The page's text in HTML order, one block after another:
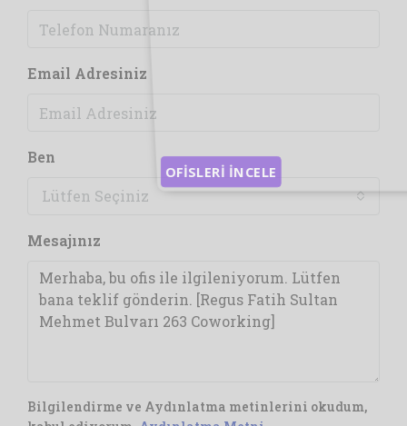
Email Adresiniz
Ben
Lütfen Seçiniz
Mesajınız
Bilgilendirme ve Aydınlatma metinlerini okudum,
OFİSLERİ İNCELE